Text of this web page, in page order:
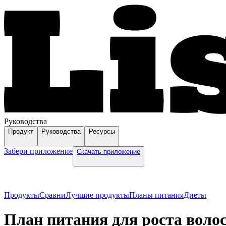
Руководства
Продукт Руководства Ресурсы
Забери приложение Скачать приложение
ПродуктыСравниЛучшие продуктыПланы питанияДиеты
План питания для роста